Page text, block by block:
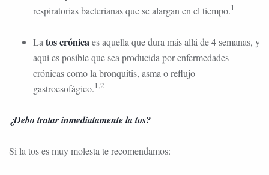
respiratorias bacterianas que se alargan en el tiempo.1
La tos crónicaes aquella que dura más allá de 4 semanas, y
aquí es posible que sea producida por enfermedades
crónicas como la bronquitis, asma o reflujo
gastroesofágico.1,2
¿Debo tratar inmediatamente la tos?
Si la tos es muy molesta te recomendamos: